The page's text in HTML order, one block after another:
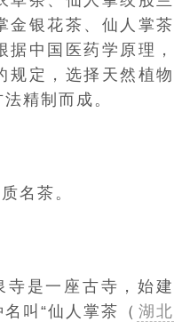
金银花茶 、仙人掌茶
中国医药学原理，
规定，选择天然植物
精制而成。
名茶。
寺是一座古寺，始建
叫“仙人掌茶（ 湖北